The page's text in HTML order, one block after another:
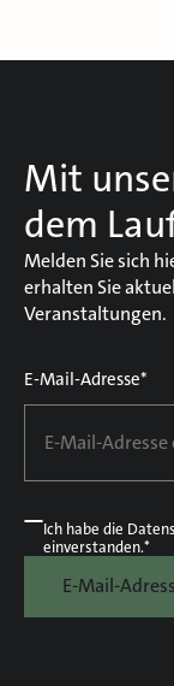
Mit
dem
Melden Sie sich
erhalten Sie
Veranstaltungen.
E-Mail-Adresse*
Ich habe die
einverstanden.*
E-Mail-